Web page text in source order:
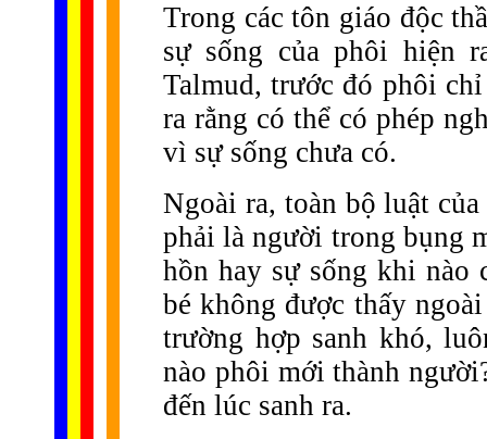
Trong các tôn giáo độc
sự sống của phôi hiện
Talmud, trước đó phôi
ra rằng có thể có phép
vì sự sống chưa có.
Ngoài ra, toàn bộ luật
phải là người trong bụng
hồn hay sự sống khi nào
bé không được thấy
trường hợp sanh khó,
nào phôi mới thành
đến lúc sanh ra.